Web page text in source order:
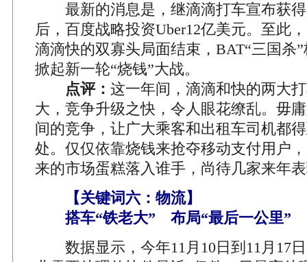
最新的消息是，继滴滴打车宣布获得
后，百度战略投资Uber12亿美元。至此
滴滴快的双寡头局面结束，BAT“三国杀
掀起新一轮“烧钱”大战。
点评： 这一年间，滴滴和快的两大
大，竞争升级之快，令人眼花缭乱。毋
间的竞争，让广大乘客和出租车司机都
处。仅仅依靠烧钱来抢夺移动支付用户
来的市场蛋糕落入谁手，尚待几家来年
【关键词六：物流】
搭车“铁老大” 布局“最后一公里”
数据显示，今年11月10日到11月17日